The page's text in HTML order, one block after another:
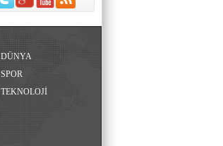
DÜNYA
SPOR
TEKNOLOJİ